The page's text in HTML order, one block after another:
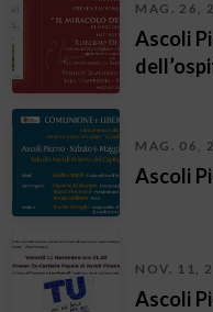
MAG. 26,
Ascoli
MAG. 06,
Ascoli
NOV. 11,
Ascoli